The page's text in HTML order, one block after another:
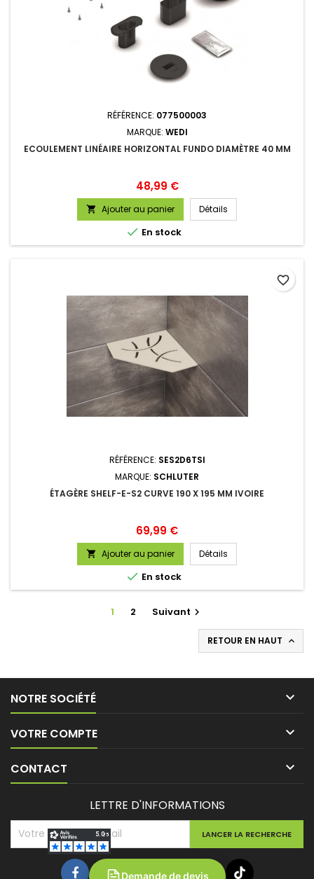
RÉFÉRENCE: 077500003
MARQUE: WEDI
ECOULEMENT LINÉAIRE HORIZONTAL FUNDO DIAMÈTRE 40 MM
Prix
48,99 €
 Ajouter au panier Détails
 En stock
RÉFÉRENCE: SES2D6TSI
MARQUE: SCHLUTER
ÉTAGÈRE SHELF-E-S2 CURVE 190 X 195 MM IVOIRE
Prix
69,99 €
 Ajouter au panier Détails
 En stock
favorite_border
1 2 Suivant 
RETOUR EN HAUT 
NOTRE SOCIÉTÉ 
VOTRE COMPTE 
CONTACT 
LETTRE D'INFORMATIONS
Demande de devis